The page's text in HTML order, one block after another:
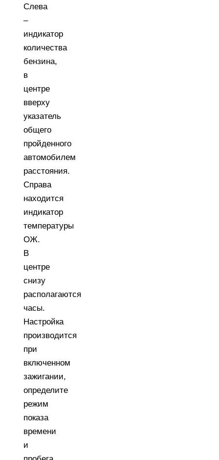
Слева
–
индикатор
количества
бензина,
в
центре
вверху
указатель
общего
пройденного
автомобилем
расстояния.
Справа
находится
индикатор
температуры
ОЖ.
В
центре
снизу
располагаются
часы.
Настройка
производится
при
включенном
зажигании,
определите
режим
показа
времени
и